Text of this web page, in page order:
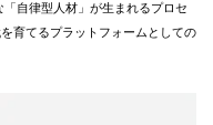
自律型人材」が生まれるプロセ
育てるプラットフォームとしての